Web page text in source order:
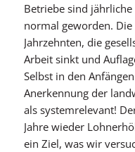
Betriebe sind
normal geworden. Die
Jahrzehnten, die
Arbeit sinkt und
Selbst in den
Anerkennung der
als systemrelevant!
Jahre wieder
ein Ziel, was wir